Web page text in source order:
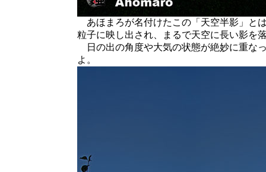
あほまろが名付けたこの「天空半影」と
粒子に映し出され、まるで天空に長い影を
日の出の角度や大気の状態が絶妙に重な
よ。